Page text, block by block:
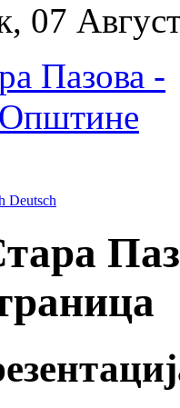
07
Deutsch